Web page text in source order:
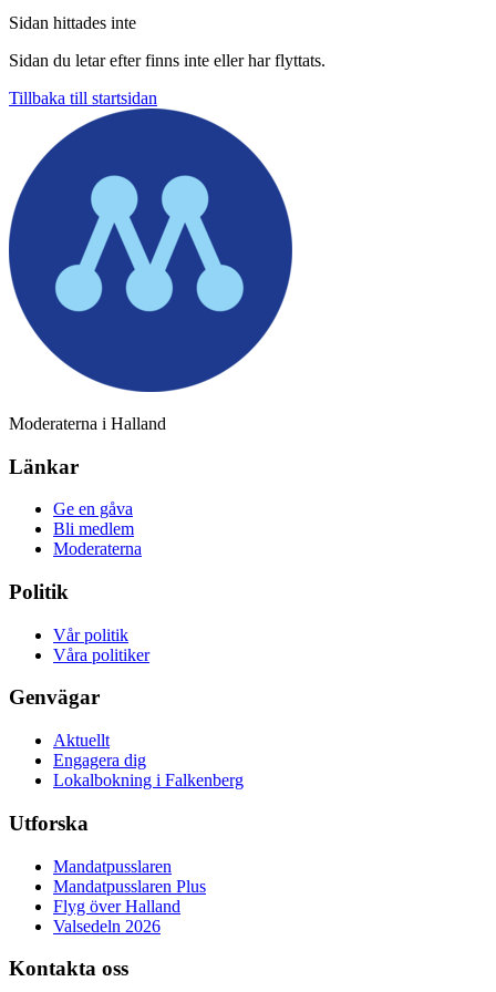
Sidan hittades inte
Sidan du letar efter finns inte eller har flyttats.
Tillbaka till startsidan
Moderaterna i Halland
Länkar
Ge en gåva
Bli medlem
Moderaterna
Politik
Vår politik
Våra politiker
Genvägar
Aktuellt
Engagera dig
Lokalbokning i Falkenberg
Utforska
Mandatpusslaren
Mandatpusslaren Plus
Flyg över Halland
Valsedeln 2026
Kontakta oss